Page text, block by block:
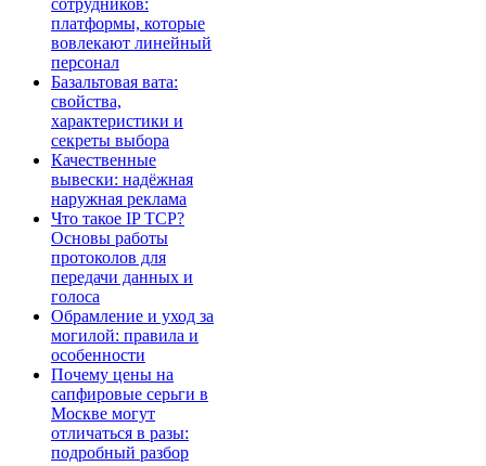
сотрудников:
платформы, которые
вовлекают линейный
персонал
Базальтовая вата:
свойства,
характеристики и
секреты выбора
Качественные
вывески: надёжная
наружная реклама
Что такое IP TCP?
Основы работы
протоколов для
передачи данных и
голоса
Обрамление и уход за
могилой: правила и
особенности
Почему цены на
сапфировые серьги в
Москве могут
отличаться в разы:
подробный разбор